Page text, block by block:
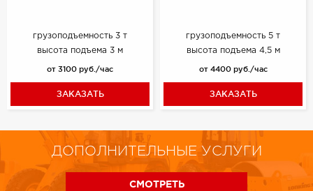
грузоподъемность 3 т
высота подъема 3 м
от 3100 руб./час
ЗАКАЗАТЬ
грузоподъемность 5 т
высота подъема 4,5 м
от 4400 руб./час
ЗАКАЗАТЬ
ДОПОЛНИТЕЛЬНЫЕ УСЛУГИ
СМОТРЕТЬ